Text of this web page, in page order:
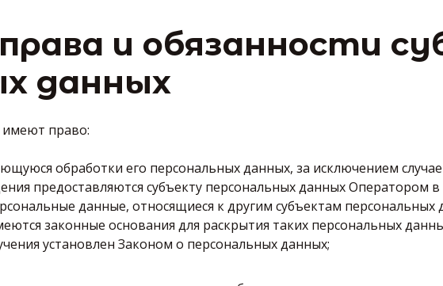
и обязанности
данных
имеют право:
обработки его персональных данных, за исключением
предоставляются субъекту персональных данных Оператором
данные, относящиеся к другим субъектам персональных
законные основания для раскрытия таких персональных
установлен Законом о персональных данных;